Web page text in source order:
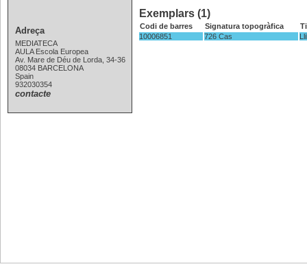
Exemplars (1)
Codi de barres Signatura topogràfica
10006851
726 Cas
Adreça
MEDIATECA
AULA Escola Europea
Av. Mare de Déu de Lorda, 34-36
08034 BARCELONA
Spain
932030354
contacte